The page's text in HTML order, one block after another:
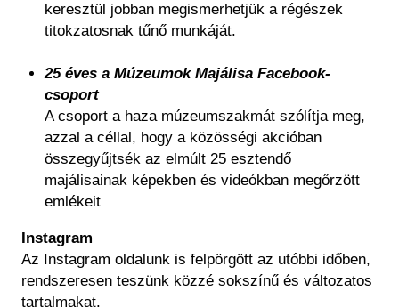
keresztül jobban megismerhetjük a régészek
titokzatosnak tűnő munkáját.
25 éves a Múzeumok Majálisa Facebook-
csoport
A csoport a haza múzeumszakmát szólítja meg,
azzal a céllal, hogy a közösségi akcióban
összegyűjtsék az elmúlt 25 esztendő
majálisainak képekben és videókban megőrzött
emlékeit
Instagram
Az Instagram oldalunk is felpörgött az utóbbi időben,
rendszeresen teszünk közzé sokszínű és változatos
tartalmakat.